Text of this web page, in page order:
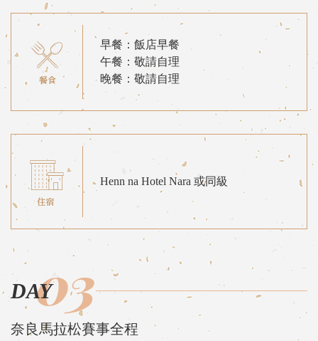
早餐：飯店早餐
午餐：敬請自理
晚餐：敬請自理
Henn na Hotel Nara 或同級
DAY03
奈良馬拉松賽事全程